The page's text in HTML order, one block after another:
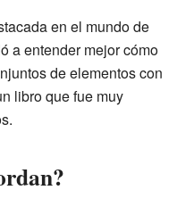
en el mundo de
a entender mejor cómo
de elementos con
libro que fue muy